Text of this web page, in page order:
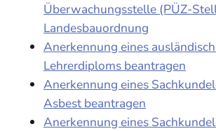
Überwachungsstelle (PÜZ-
Landesbauordnung
Anerkennung eines
Lehrerdiploms beantragen
Anerkennung eines
Asbest beantragen
Anerkennung eines